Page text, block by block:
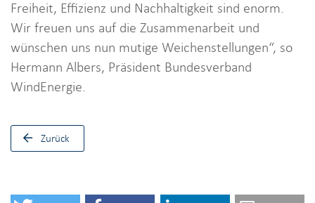
Freiheit, Effizienz und Nachhaltigkeit sind enorm.
Wir freuen uns auf die Zusammenarbeit und
wünschen uns nun mutige Weichenstellungen“, so
Hermann Albers, Präsident Bundesverband
WindEnergie.
Zurück